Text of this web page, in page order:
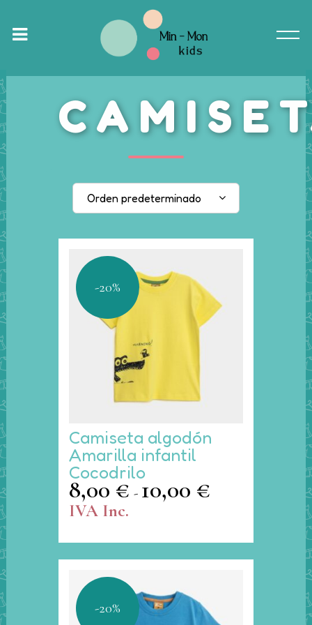
Orden predeterminado
-20%
Este
producto
tiene
múltiples
variantes.
Las
elegir
en
Camiseta algodón
Amarilla infantil
Cocodrilo
8,00 € - 10,00 €
desde
8,00 €
IVA Inc.
-20%